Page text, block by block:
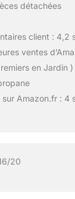
détachées
client : 4,2
ventes
en Jardin )
sur Amazon.fr : 4
20